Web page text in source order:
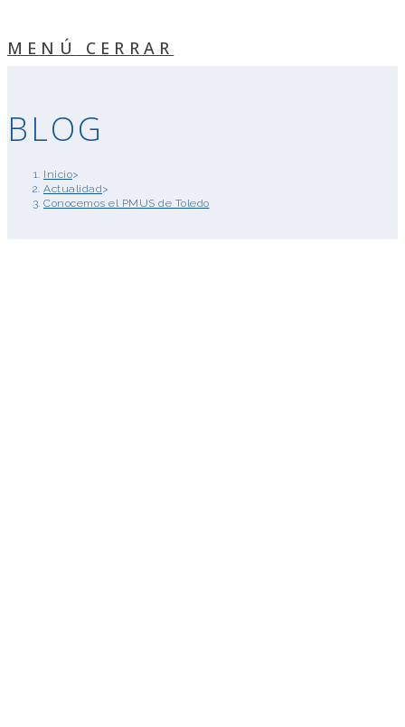
MENÚ CERRAR
BLOG
Inicio>
Actualidad>
Conocemos el PMUS de Toledo